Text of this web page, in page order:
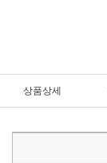
상품상세